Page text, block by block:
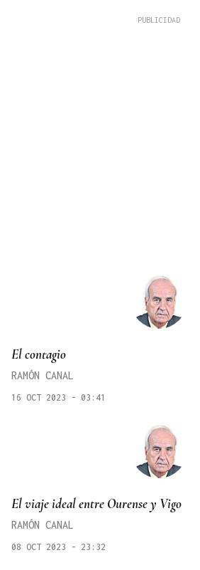
El contagio
RAMÓN CANAL
16 OCT 2023 - 03:41
El viaje ideal entre Ourense y Vigo
RAMÓN CANAL
08 OCT 2023 - 23:32